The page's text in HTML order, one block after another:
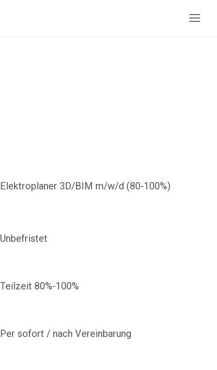
Elektroplaner 3D/BIM m/w/d (80-100%)
Unbefristet
Teilzeit 80%-100%
Per sofort / nach Vereinbarung